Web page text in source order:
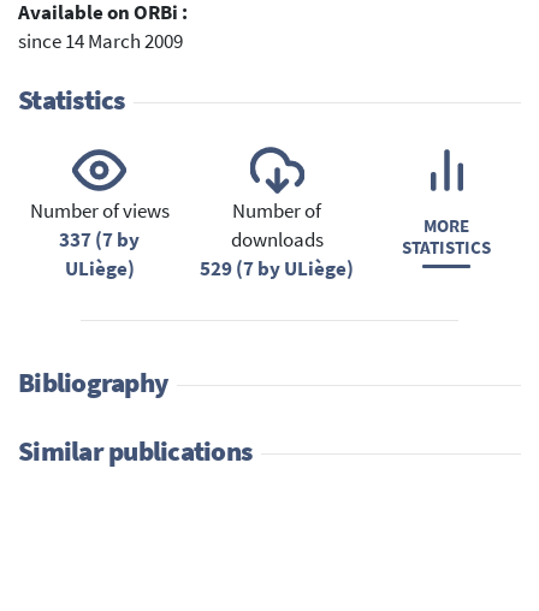
Available on ORBi :
since 14 March 2009
Statistics
Number of views
337 (7 by
ULiège)
Number of
downloads
529 (7 by ULiège)
MORE
STATISTICS
Bibliography
Similar publications